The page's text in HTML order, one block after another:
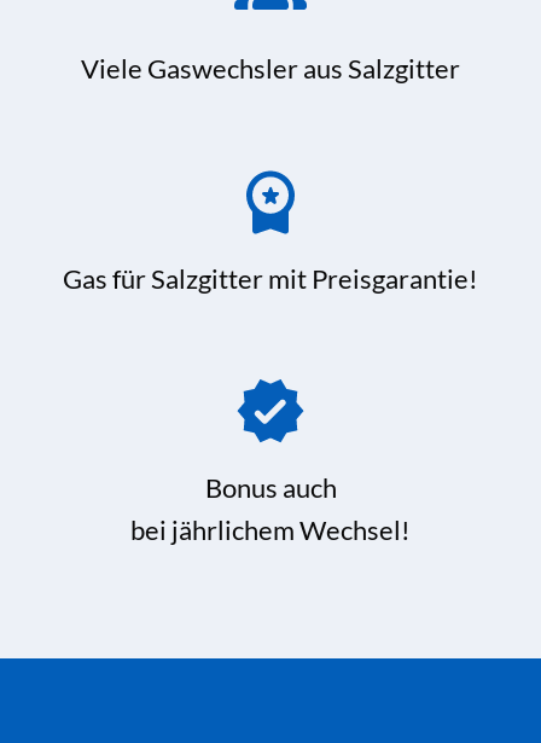
Viele Gaswechsler aus Salzgitter
Gas für Salzgitter mit Preisgarantie!
Bonus auch
bei jährlichem Wechsel!